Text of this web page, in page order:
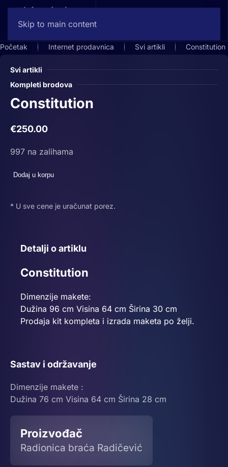
Skip to main content
Početak Internet prodavnica Svi artikli Constitution
Svi artikli
Kompleti brodova
Constitution
€250.00
997 na zalihama
Constitution
Dodaj u korpu
* U sve cene je uračunat porez.
Detalji o artiklu
Constitution
Dimenzije makete:
Dužina 96 cm Visina 64 cm Širina 30 cm
Prodaja kit kompleta i izrada maketa po želji.
Sastav i održavanje
Dimenzije makete :
Dužina 76 cm Visina 64 cm Širina 28 cm
Proizvođač
Radionica braća Radičević